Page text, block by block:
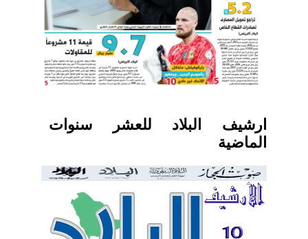
ارشيف البلاد للعشر سنوات
الماضية